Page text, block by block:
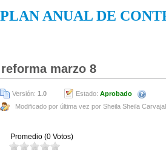
PLAN ANUAL DE
reforma marzo 8
Versión: 1.0 Estado: Aprobado
Modificado por última vez por Sheila Sheila Carvajal
Promedio (0 Votos)